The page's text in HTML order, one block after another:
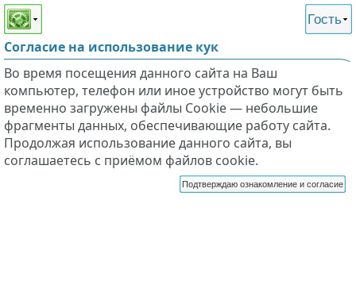
Этот сайт поддерживает
слабовидящих
Гость
Согласие на использование кук
Во время посещения данного сайта на Ваш
компьютер, телефон или иное устройство могут быть
временно загружены файлы Cookie — небольшие
фрагменты данных, обеспечивающие работу сайта.
Продолжая использование данного сайта, вы
соглашаетесь с приёмом файлов cookie.
Подтверждаю ознакомление и согласие